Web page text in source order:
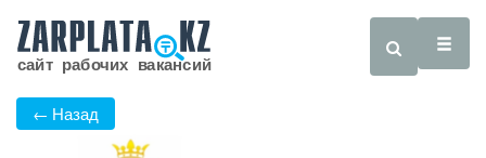
← Назад